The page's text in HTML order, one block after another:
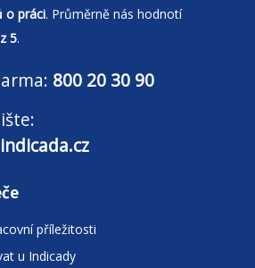
o práci. Průměrně nás hodnotí
5.
800 20 30 90
příležitosti
u Indicady